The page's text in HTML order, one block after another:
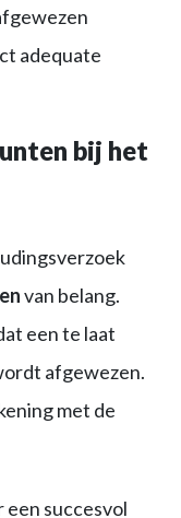
adequate
bij het
van belang.
een te laat
afgewezen.
met de
succesvol